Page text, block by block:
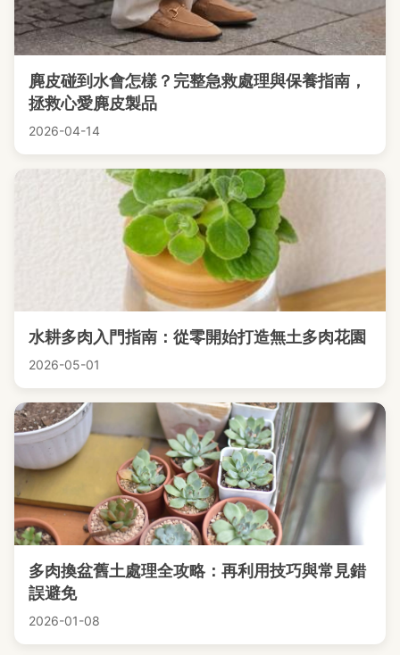
麂皮碰到水會怎樣？完整急救處理與保養指南，
拯救心愛麂皮製品
2026-04-14
水耕多肉入門指南：從零開始打造無土多肉花園
2026-05-01
多肉換盆舊土處理全攻略：再利用技巧與常見錯
誤避免
2026-01-08